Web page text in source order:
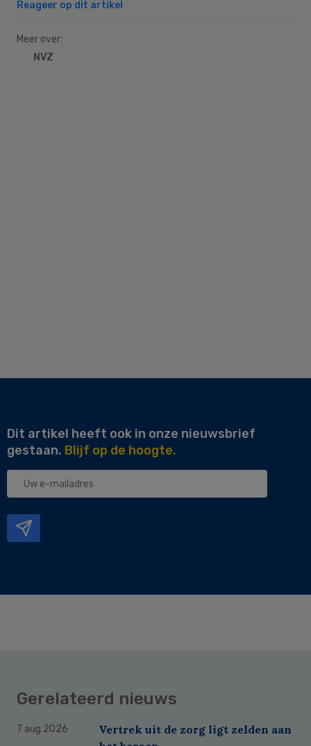
Reageer op dit artikel
Meer over:
NVZ
Dit artikel heeft ook in onze nieuwsbrief
gestaan. Blijf op de hoogte.
Uw
Gerelateerd nieuws
7 aug 2026
Vertrek uit de zorg ligt zelden aan